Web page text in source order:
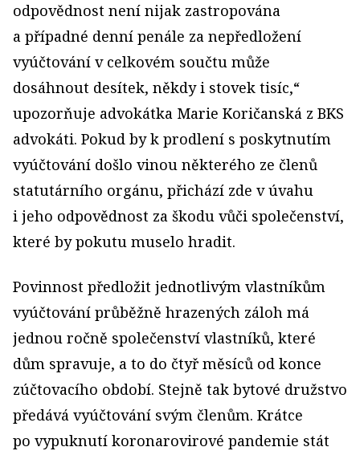
odpovědnost není nijak zastropována
a případné denní penále za nepředložení
vyúčtování v celkovém součtu může
dosáhnout desítek, ­někdy i stovek tisíc,“
upozorňuje advokátka Marie Koričanská z BKS
advokáti. Pokud by k prodlení s poskytnutím
vyúčtování došlo vinou některého ze členů
statutárního orgánu, přichází zde v úvahu
i jeho odpovědnost za škodu vůči společenství,
které by pokutu muselo hradit.
Povinnost předložit jednotlivým vlastníkům
vyúčtování průběžně hrazených záloh má
jednou ročně společenství vlastníků, které
dům spravuje, a to do čtyř měsíců od konce
zúčtovacího období. Stejně tak bytové družstvo
předává vyúčtování svým členům. Krátce
po vypuknutí koronarovirové pandemie stát